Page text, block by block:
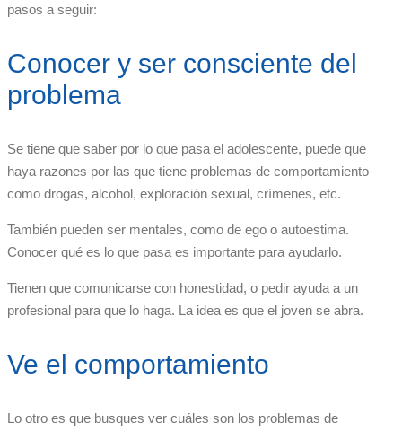
pasos a seguir:
Conocer y ser consciente del
problema
Se tiene que saber por lo que pasa el adolescente, puede que
haya razones por las que tiene problemas de comportamiento
como drogas, alcohol, exploración sexual, crímenes, etc.
También pueden ser mentales, como de ego o autoestima.
Conocer qué es lo que pasa es importante para ayudarlo.
Tienen que comunicarse con honestidad, o pedir ayuda a un
profesional para que lo haga. La idea es que el joven se abra.
Ve el comportamiento
Lo otro es que busques ver cuáles son los problemas de